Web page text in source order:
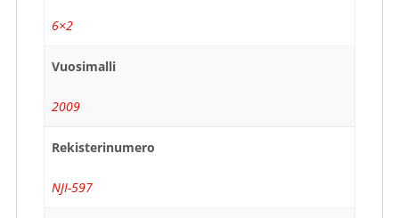
6×2
Vuosimalli
2009
Rekisterinumero
NJI-597